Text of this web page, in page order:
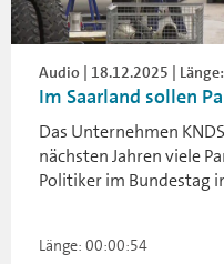
Audio | 18.12.2025 |
Im Saarland sollen
Das Unternehmen
nächsten Jahren viele
Politiker im Bundestag
Länge: 00:00:54